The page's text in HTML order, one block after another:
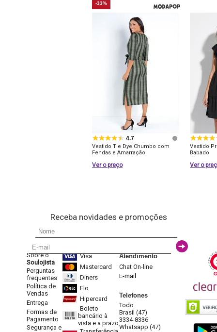
-33%
4.7
Vestido Tie Dye Chumbo com
Fendas e Amarração
Ver o preço
Vestido
Babado
Ver o
Receba novidades e promoções
Sobre o
Soulojista
Perguntas
frequentes
Política de
Vendas
Entrega
Formas de
Pagamento
Segurança e
Visa
Mastercard
Diners
Elo
Hipercard
Boleto
bancário à
vista e a prazo
Atendimento
Chat On-line
E-mail
Telefones
Todo
Brasil (47)
3334-8336
Whatsapp (47)